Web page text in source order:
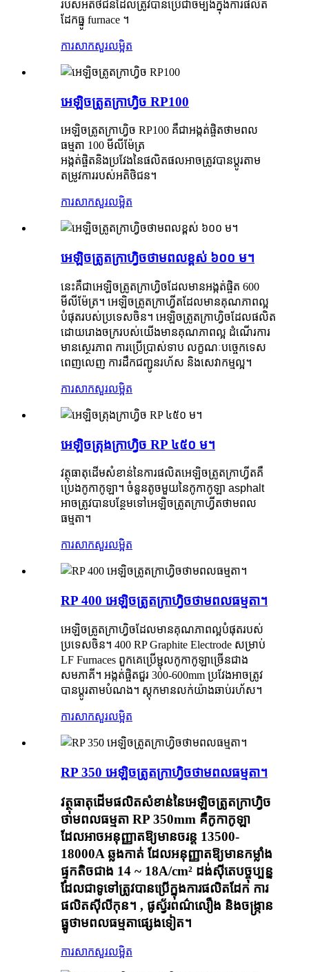
របស់អតិថិជនដែលត្រូវបានប្រើជាចម្បងក្នុងការផលិត
ដែកធ្នូ furnace ។
ការសាកសួរលម្អិត
អេឡិចត្រូតក្រាហ្វិច RP100
អេឡិចត្រូតក្រាហ្វិច RP100 គឺជាអង្កត់ផ្ចិតថាមពល
ធម្មតា 100 មីលីម៉ែត្រ
អង្កត់ផ្ចិតនិងប្រវែងនៃផលិតផលអាចត្រូវបានប្ដូរតាម
តម្រូវការរបស់អតិថិជន។
ការសាកសួរលម្អិត
អេឡិចត្រូតក្រាហ្វិចថាមពលខ្ពស់ ៦០០ ម។
នេះគឺជាអេឡិចត្រូតក្រាហ្វិចដែលមានអង្កត់ផ្ចិត 600
មីលីម៉ែត្រ។ អេឡិចត្រូតក្រាហ្វីតដែលមានគុណភាពល្អ
បំផុតរបស់ប្រទេសចិន។ អេឡិចត្រូតក្រាហ្វិចដែលផលិត
ដោយរោងចក្ររបស់យើងមានគុណភាពល្អ ដំណើរការ
មានស្ថេរភាព ការប្រើប្រាស់ទាប លក្ខណៈបច្ចេកទេស
ពេញលេញ ការដឹកជញ្ជូនរហ័ស និងសេវាកម្មល្អ។
ការសាកសួរលម្អិត
អេឡិចត្រុងក្រាហ្វិច RP ៤៥០ ម។
វត្ថុធាតុដើមសំខាន់នៃការផលិតអេឡិចត្រូតក្រាហ្វីតគឺ
ប្រេងកូកាកូឡា។ ចំនួនតូចមួយនៃកូកាកូឡា asphalt
អាចត្រូវបានបន្ថែមទៅអេឡិចត្រូតក្រាហ្វីតថាមពល
ធម្មតា។
ការសាកសួរលម្អិត
RP 400 អេឡិចត្រូតក្រាហ្វិចថាមពលធម្មតា។
អេឡិចត្រូតក្រាហ្វិចដែលមានគុណភាពល្អបំផុតរបស់
ប្រទេសចិន។ 400 RP Graphite Electrode សម្រាប់
LF Furnaces ពួកគេប្រើម្ជុលកូកាកូឡាច្រើនជាង
សមភាគី។ អង្កត់ផ្ចិតជួរ 300-600mm ប្រវែងអាចត្រូវ
បានប្ដូរតាមបំណង។ ស្តុកមានលក់យ៉ាងឆាប់រហ័ស។
ការសាកសួរលម្អិត
RP 350 អេឡិចត្រូតក្រាហ្វិចថាមពលធម្មតា។
វត្ថុធាតុដើមផលិតសំខាន់នៃអេឡិចត្រូតក្រាហ្វិច
ថាមពលធម្មតា RP 350mm គឺកូកាកូឡា
ដែលអាចអនុញ្ញាតឱ្យមានចរន្ត 13500-
18000A ឆ្លងកាត់ ដែលអនុញ្ញាតឱ្យមានកម្លាំង
ផ្ទុកតិចជាង 14 ~ 18A/cm² ដង់ស៊ីតេបច្ចុប្បន្ន
ដែលជាទូទៅត្រូវបានប្រើក្នុងការផលិតដែក ការ
ផលិតស៊ីលីកុន។ , ផូស្វ័រពណ៌លឿង និងចង្ក្រាន
ធ្នូថាមពលធម្មតាផ្សេងទៀត។
ការសាកសួរលម្អិត